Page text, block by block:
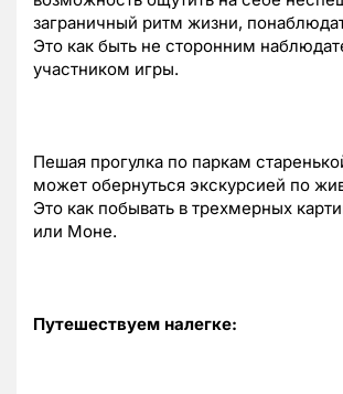
заграничный ритм жизни,
Это как быть не сторонним
участником игры.
Пешая прогулка по паркам
может обернуться экскурсией по
Это как побывать в трехмерных
или Моне.
Путешествуем налегке: